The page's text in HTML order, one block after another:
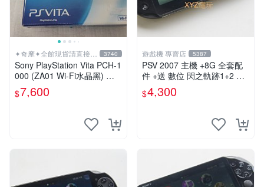
✦奇摩✦全館現貨請直接下
標
3740
Sony PlayStation Vita PCH-1
000 (ZA01 Wi-Fi水晶黑) 掌
上遊戲機 5英吋多點觸控螢幕
$7,600
遊戲機 專賣店 5387
PSV 2007 主機 +8G 全套配
件 +送 數位 閃之軌跡1+2 保
修一年 品質有保障
$4,300